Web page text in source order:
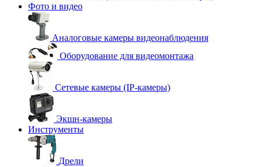
Фото и видео
Аналоговые камеры видеонаблюдения
Оборудование для видеомонтажа
Сетевые камеры (IP-камеры)
Экшн-камеры
Инструменты
Дрели